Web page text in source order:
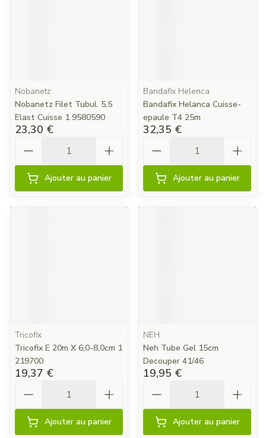
Nobanetz
Nobanetz Filet Tubul. 5,5
Elast Cuisse 1 9580590
23,30 €
Ajouter au panier
Bandafix Helenca
Bandafix Helanca Cuisse-
epaule T4 25m
32,35 €
Ajouter au panier
Tricofix
Tricofix E 20m X 6,0-8,0cm 1
219700
19,37 €
Ajouter au panier
NEH
Neh Tube Gel 15cm
Decouper 41/46
19,95 €
Ajouter au panier